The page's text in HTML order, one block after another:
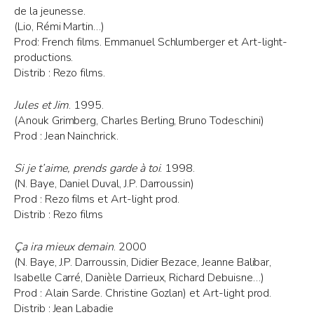
de la jeunesse.
(Lio, Rémi Martin…)
Prod: French films. Emmanuel Schlumberger et Art-light-
productions.
Distrib : Rezo films.
Jules et Jim. 1995.
(Anouk Grimberg, Charles Berling, Bruno Todeschini)
Prod : Jean Nainchrick.
Si je t’aime, prends garde à toi. 1998.
(N. Baye, Daniel Duval, J.P. Darroussin)
Prod : Rezo films et Art-light prod.
Distrib : Rezo films
Ça ira mieux demain. 2000
(N. Baye, J.P. Darroussin, Didier Bezace, Jeanne Balibar,
Isabelle Carré, Danièle Darrieux, Richard Debuisne…)
Prod : Alain Sarde. Christine Gozlan) et Art-light prod.
Distrib : Jean Labadie